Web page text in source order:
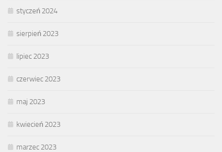
styczeń 2024
sierpień 2023
lipiec 2023
czerwiec 2023
maj 2023
kwiecień 2023
marzec 2023